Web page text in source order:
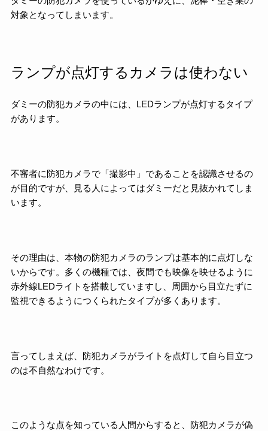
対象となってしまいます。
ランプが点灯するカメラは使わない
ダミーの防犯カメラの中には、LEDランプが点灯するタイプ
があります。
不審者に防犯カメラで「撮影中」であることを認識させるの
が目的ですが、見る人によってはダミーだと見抜かれてしま
います。
その理由は、本物の防犯カメラのランプは基本的に点灯しな
いからです。多くの機種では、夜間でも映像を映せるように
赤外線LEDライトを搭載していますし、周囲から目立たずに
監視できるようにつくられたタイプが多くあります。
言ってしまえば、防犯カメラがライトを点灯して自ら目立つ
のは不自然なわけです。
このような点を知っている人間からすると、防犯カメラが偽